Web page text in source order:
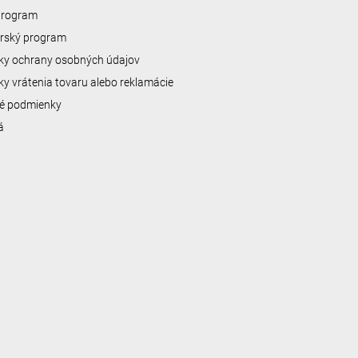
program
ochrany osobných údajov
vrátenia tovaru alebo reklamácie
podmienky